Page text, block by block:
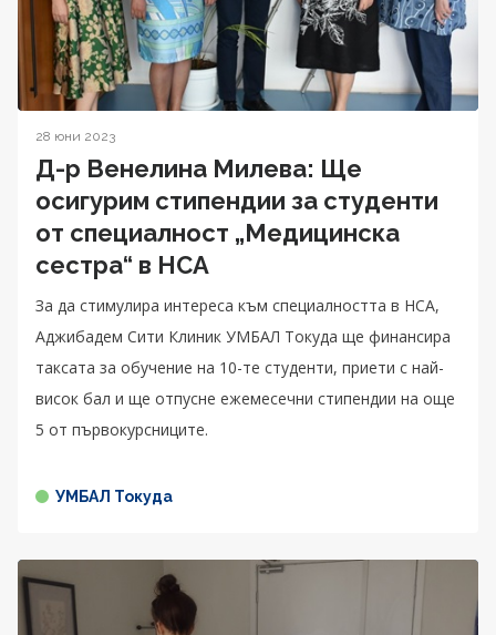
28 юни 2023
Д-р Венелина Милева: Ще
осигурим стипендии за студенти
от специалност „Медицинска
сестра“ в НСА
За да стимулира интереса към специалността в НСА,
Аджибадем Сити Клиник УМБАЛ Токуда ще финансира
таксата за обучение на 10-те студенти, приети с най-
висок бал и ще отпусне ежемесечни стипендии на още
5 от първокурсниците.
УМБАЛ Токуда